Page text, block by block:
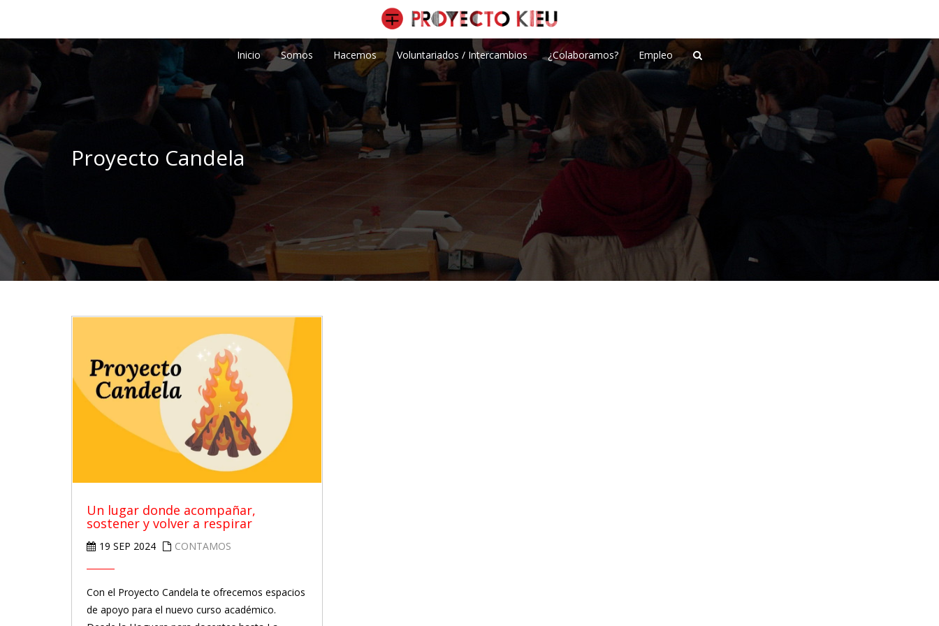
Inicio Somos Hacemos Voluntariados / Intercambios ¿Colaboramos? Empleo
Proyecto Candela
Un lugar donde acompañar,
sostener y volver a respirar
19 SEP 2024 CONTAMOS
Con el Proyecto Candela te ofrecemos espacios
de apoyo para el nuevo curso académico.